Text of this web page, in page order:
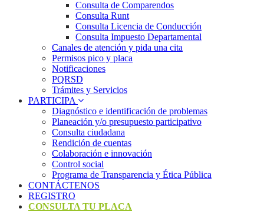
Consulta de Comparendos
Consulta Runt
Consulta Licencia de Conducción
Consulta Impuesto Departamental
Canales de atención y pida una cita
Permisos pico y placa
Notificaciones
PQRSD
Trámites y Servicios
PARTICIPA
Diagnóstico e identificación de problemas
Planeación y/o presupuesto participativo​
Consulta ciudadana
Rendición de cuentas
Colaboración e innovación
Control social
Programa de Transparencia y Ética Pública
CONTÁCTENOS
REGISTRO
CONSULTA TU PLACA